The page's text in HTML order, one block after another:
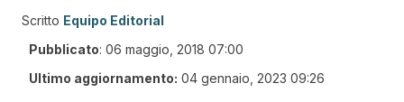
Scritto Equipo Editorial
Pubblicato: 06 maggio, 2018 07:00
Ultimo aggiornamento: 04 gennaio, 2023 09:26